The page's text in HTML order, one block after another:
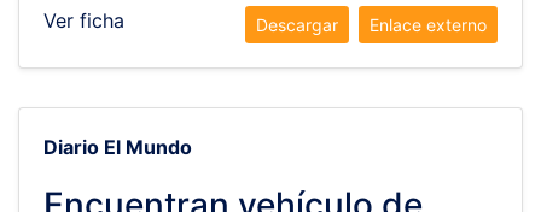
Ver ficha Enlace externo
Descargar
Diario El Mundo